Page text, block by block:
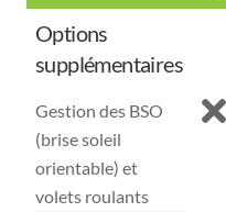
Options
supplémentaires
Gestion des BSO
(brise soleil
orientable) et
volets roulants